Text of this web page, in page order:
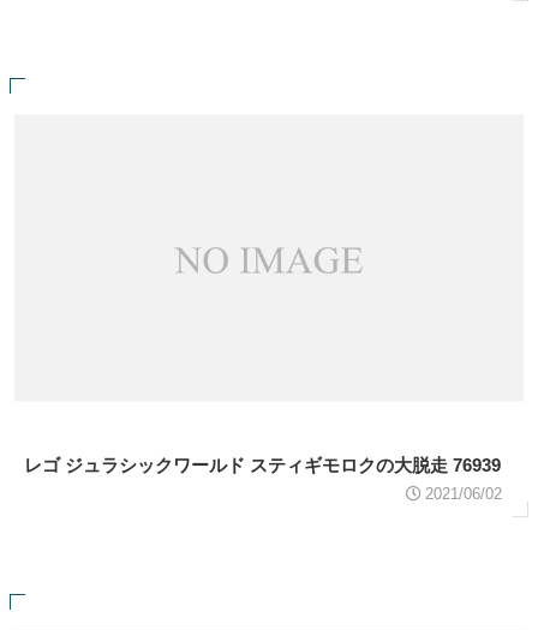
レゴ ジュラシックワールド スティギモロクの大脱走 76939
2021/06/02